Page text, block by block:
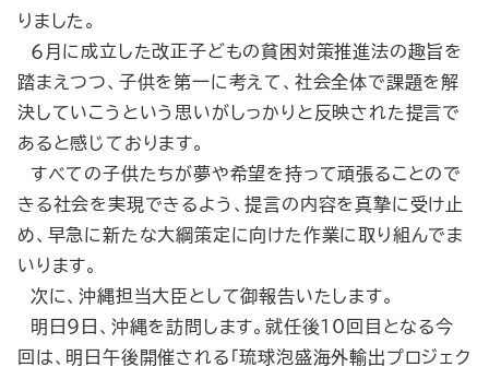
りました。
６月に成立した改正子どもの貧困対策推進法の趣旨を
踏まえつつ、子供を第一に考えて、社会全体で課題を解
決していこうという思いがしっかりと反映された提言で
あると感じております。
すべての子供たちが夢や希望を持って頑張ることので
きる社会を実現できるよう、提言の内容を真摯に受け止
め、早急に新たな大綱策定に向けた作業に取り組んでま
いります。
次に、沖縄担当大臣として御報告いたします。
明日９日、沖縄を訪問します。就任後10回目となる今
回は、明日午後開催される「琉球泡盛海外輸出プロジェク